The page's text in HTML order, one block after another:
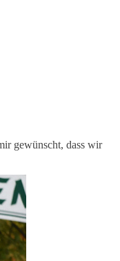
gewünscht, dass wir